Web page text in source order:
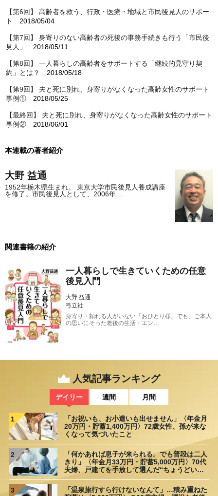
【第6回】 高齢者を救う、行政・医療・地域と市民後見人のサポー
ト
2018/05/04
【第7回】 身寄りのない高齢者の死後の事務手続きも行う「市民後
見人」
2018/05/11
【第8回】 一人暮らしの高齢者をサポートする「継続的見守り契
約」とは？
2018/05/18
【第9回】 夫と死に別れ、身寄りがなくなった高齢女性のサポート
事例① 2018/05/25
【最終回】 夫と死に別れ、身寄りがなくなった高齢女性のサポート
事例② 2018/06/01
本連載の著者紹介
大野 益通
1952年栃木県生まれ。 東京大学市民後見人養成講座
を修了。市民後見人として、2006年…
関連書籍の紹介
一人暮らしで生きていくための任意
後見入門
大野 益通
弓立社
身寄り・頼れる人がいない「おひとり様」でも、ご本人
の思いにそった老後の生活・エン…
人気記事ランキング
デイリー 週間 月間
1
「お祝いも、お小遣いも出せません」〈年金月
20万円・貯蓄1,400万円〉72歳女性、孫が来な
くなって気づいたこと
2
「何かあれば息子が来られる。でも普段は二人
きり」〈年金月33万円・貯蓄5,000万円〉70代
夫婦、戸建てを手放して選んだ“ちょうどいい
3
「温泉旅行すら行けないなんて」…積み重ねた